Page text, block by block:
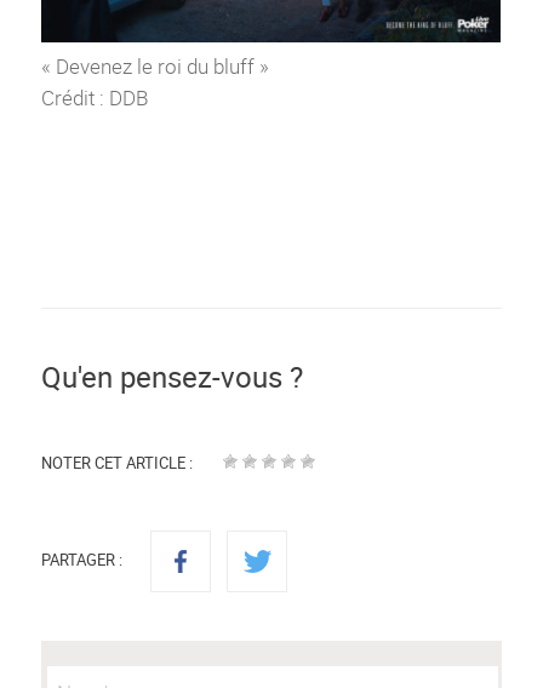
« Devenez le roi du bluff »
Crédit : DDB
Qu'en pensez-vous ?
NOTER CET ARTICLE :
PARTAGER :